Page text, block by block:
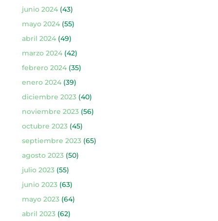
junio 2024(43)
mayo 2024(55)
abril 2024(49)
marzo 2024(42)
febrero 2024(35)
enero 2024(39)
diciembre 2023(40)
noviembre 2023(56)
octubre 2023(45)
septiembre 2023(65)
agosto 2023(50)
julio 2023(55)
junio 2023(63)
mayo 2023(64)
abril 2023(62)